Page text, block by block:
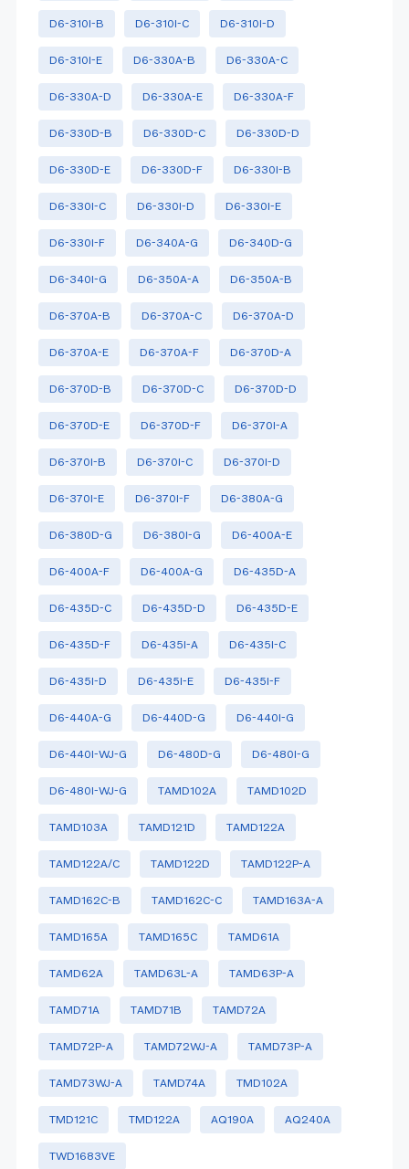
D6-310I-B D6-310I-C D6-310I-D
D6-310I-E D6-330A-B D6-330A-C
D6-330A-D D6-330A-E D6-330A-F
D6-330D-B D6-330D-C D6-330D-D
D6-330D-E D6-330D-F D6-330I-B
D6-330I-C D6-330I-D D6-330I-E
D6-330I-F D6-340A-G D6-340D-G
D6-340I-G D6-350A-A D6-350A-B
D6-370A-B D6-370A-C D6-370A-D
D6-370A-E D6-370A-F D6-370D-A
D6-370D-B D6-370D-C D6-370D-D
D6-370D-E D6-370D-F D6-370I-A
D6-370I-B D6-370I-C D6-370I-D
D6-370I-E D6-370I-F D6-380A-G
D6-380D-G D6-380I-G D6-400A-E
D6-400A-F D6-400A-G D6-435D-A
D6-435D-C D6-435D-D D6-435D-E
D6-435D-F D6-435I-A D6-435I-C
D6-435I-D D6-435I-E D6-435I-F
D6-440A-G D6-440D-G D6-440I-G
D6-440I-WJ-G D6-480D-G D6-480I-G
D6-480I-WJ-G TAMD102A TAMD102D
TAMD103A TAMD121D TAMD122A
TAMD122A/C TAMD122D TAMD122P-A
TAMD162C-B TAMD162C-C TAMD163A-A
TAMD165A TAMD165C TAMD61A
TAMD62A TAMD63L-A TAMD63P-A
TAMD71A TAMD71B TAMD72A
TAMD72P-A TAMD72WJ-A TAMD73P-A
TAMD73WJ-A TAMD74A TMD102A
TMD121C TMD122A AQ190A AQ240A
TWD1683VE